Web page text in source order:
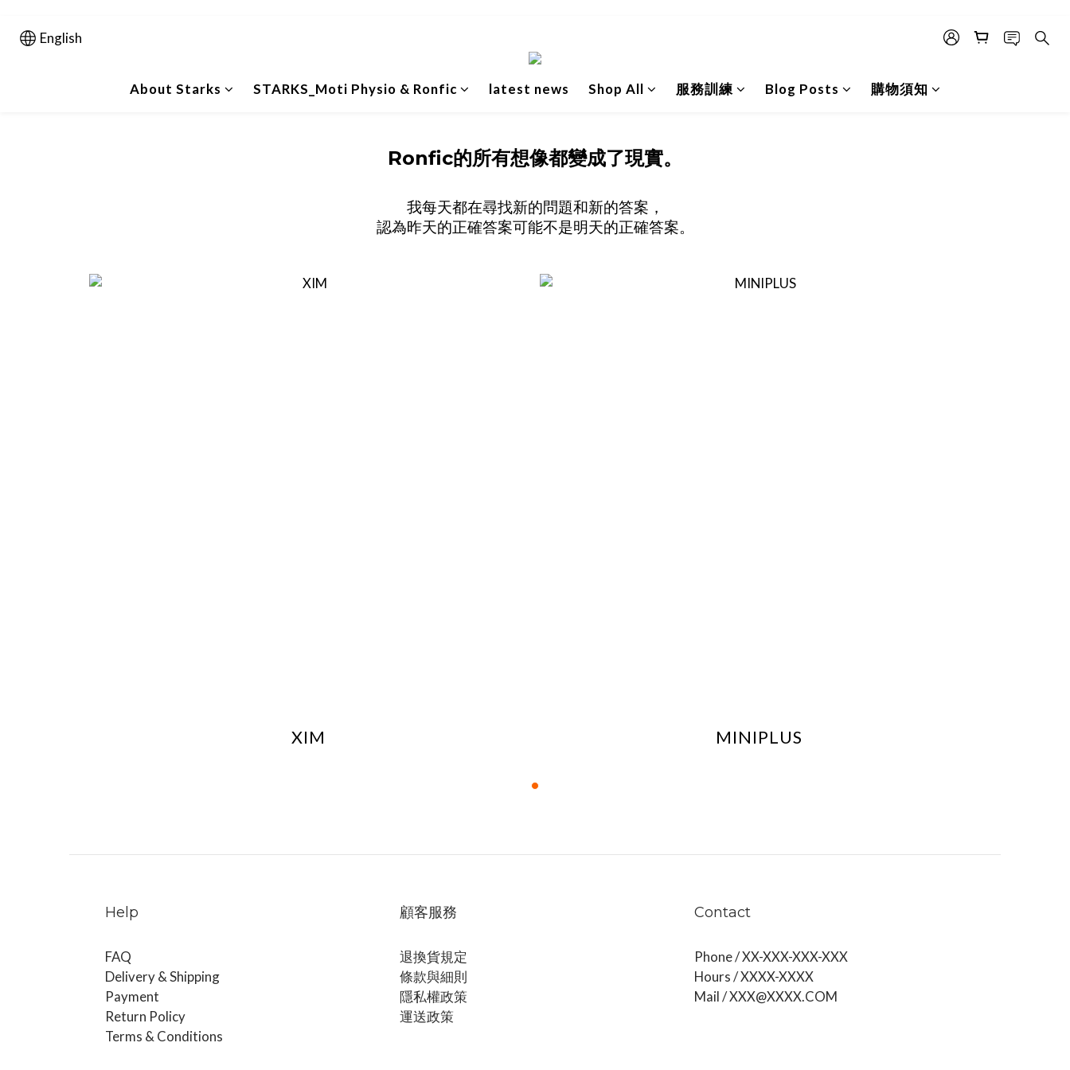
English
About Starks STARKS_Moti Physio & Ronfic latest news Shop All 服務訓練 Blog Posts 購物須知
Ronfic的所有想像都變成了現實。
我每天都在尋找新的問題和新的答案，
認為昨天的正確答案可能不是明天的正確答案。
XIM MINIPLUS
Help
FAQ
Delivery & Shipping
Payment
Return Policy
Terms & Conditions
顧客服務
退換貨規定
條款與細則
隱私權政策
運送政策
Contact
Phone / XX-XXX-XXX-XXX
Hours / XXXX-XXXX
Mail / XXX@XXXX.COM